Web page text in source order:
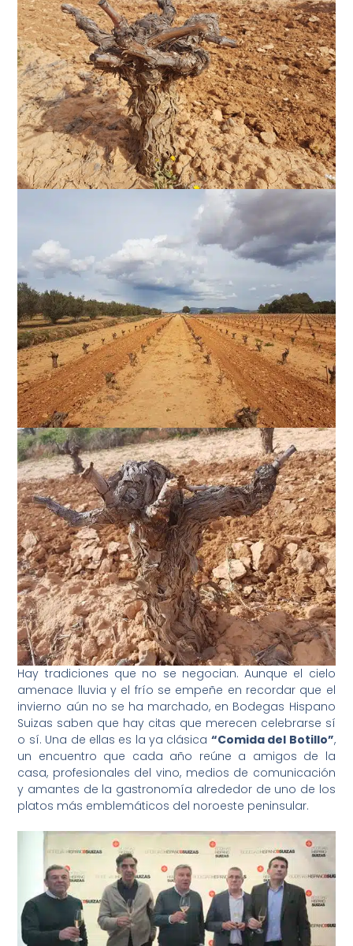
Hay tradiciones que no se negocian. Aunque el cielo
amenace lluvia y el frío se empeñe en recordar que el
invierno aún no se ha marchado, en Bodegas Hispano
Suizas saben que hay citas que merecen celebrarse sí
o sí. Una de ellas es la ya clásica “Comida del Botillo”,
un encuentro que cada año reúne a amigos de la
casa, profesionales del vino, medios de comunicación
y amantes de la gastronomía alrededor de uno de los
platos más emblemáticos del noroeste peninsular.